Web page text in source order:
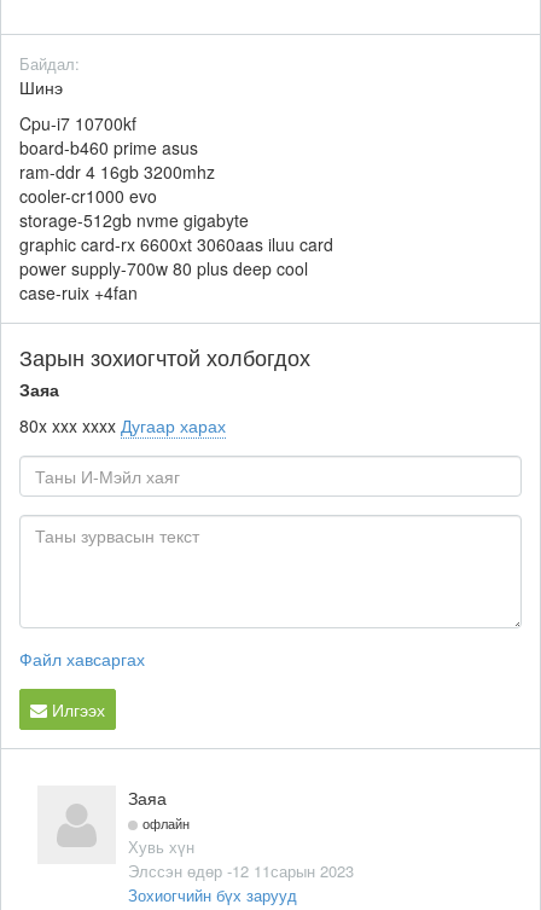
Байдал:
Шинэ
Cpu-i7 10700kf
board-b460 prime asus
ram-ddr 4 16gb 3200mhz
cooler-cr1000 evo
storage-512gb nvme gigabyte
graphic card-rx 6600xt 3060aas iluu card
power supply-700w 80 plus deep cool
case-ruix +4fan
Зарын зохиогчтой холбогдох
Заяа
80x xxx xxxx Дугаар харах
Файл хавсаргах
Илгээх
Заяа
офлайн
Хувь хүн
Элссэн өдөр -12 11сарын 2023
Зохиогчийн бүх зарууд